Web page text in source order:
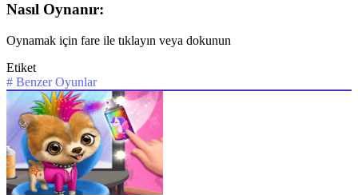
Nasıl Oynanır:
Oynamak için fare ile tıklayın veya dokunun
Etiket
# Benzer Oyunlar